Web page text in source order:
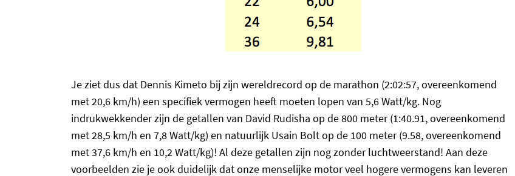
Je ziet dus dat Dennis Kimeto bij zijn wereldrecord op de marathon (2:02:57, overeenkomend
met 20,6 km/h) een specifiek vermogen heeft moeten lopen van 5,6 Watt/kg. Nog
indrukwekkender zijn de getallen van David Rudisha op de 800 meter (1:40.91, overeenkomend
met 28,5 km/h en 7,8 Watt/kg) en natuurlijk Usain Bolt op de 100 meter (9.58, overeenkomend
met 37,6 km/h en 10,2 Watt/kg)! Al deze getallen zijn nog zonder luchtweerstand! Aan deze
voorbeelden zie je ook duidelijk dat onze menselijke motor veel hogere vermogens kan leveren